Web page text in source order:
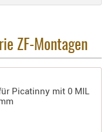
REINIGER
ZF-Montagen
Picatinny mit 0 MIL